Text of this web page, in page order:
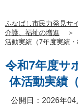
ふなばし市民力発見サ
介護、福祉の増進
＞
活動実績（7年度実績・
令和7年度サ
体活動実績
公開日：2026年